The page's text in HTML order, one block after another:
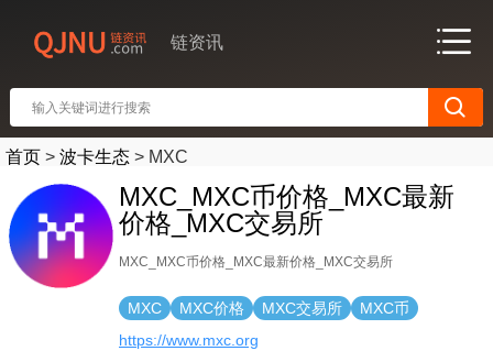
链资讯
首页 > 波卡生态 > MXC
MXC_MXC币价格_MXC最新
价格_MXC交易所
MXC_MXC币价格_MXC最新价格_MXC交易所
MXC MXC价格 MXC交易所
MXC币
https://www.mxc.org